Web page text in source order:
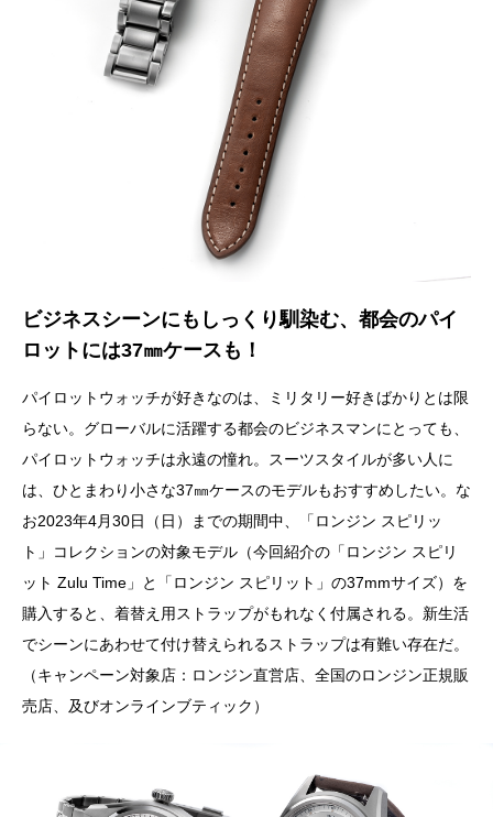
ビジネスシーンにもしっくり馴染む、 都会のパイ
ロットには37㎜ケースも！
パイロットウォッチが好きなのは、ミリタリー好きばかりとは限
らない。グローバルに活躍する都会のビジネスマンにとっても、
パイロットウォッチは永遠の憧れ。スーツスタイルが多い人に
は、ひとまわり小さな37㎜ケースのモデルもおすすめしたい。な
お2023年4月30日（日）までの期間中、「ロンジン スピリッ
ト」コレクションの対象モデル（今回紹介の「ロンジン スピリ
ット Zulu Time」と「ロンジン スピリット」の37mmサイズ）を
購入すると、着替え用ストラップがもれなく付属される。新生活
でシーンにあわせて付け替えられるストラップは有難い存在だ。
（キャンペーン対象店：ロンジン直営店、全国のロンジン正規販
売店、及びオンラインブティック）